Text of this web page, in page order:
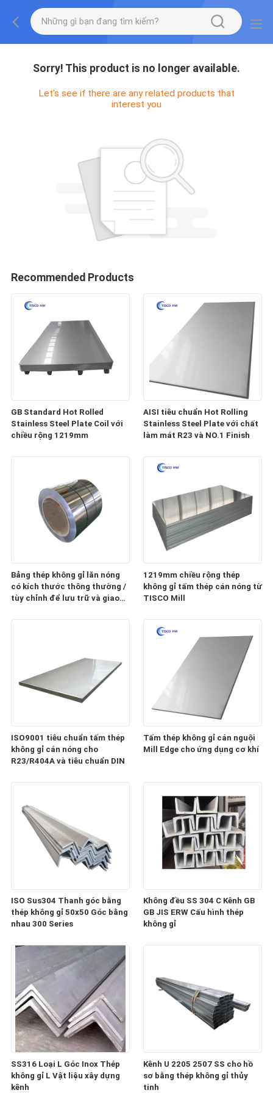
Sorry! This product is no longer available.
Let's see if there are any related products that
interest you
Recommended Products
GB Standard Hot Rolled
Stainless Steel Plate Coil với
chiều rộng 1219mm
AISI tiêu chuẩn Hot Rolling
Stainless Steel Plate với chất
làm mát R23 và NO.1 Finish
Bảng thép không gỉ lăn nóng
có kích thước thông thường /
tùy chỉnh để lưu trữ và giao
1219mm chiều rộng thép
không gỉ tấm thép cán nóng từ
TISCO Mill
ISO9001 tiêu chuẩn tấm thép
không gỉ cán nóng cho
R23/R404A và tiêu chuẩn DIN
Tấm thép không gỉ cán nguội
Mill Edge cho ứng dụng cơ khí
ISO Sus304 Thanh góc bằng
thép không gỉ 50x50 Góc bằng
nhau 300 Series
Không đều SS 304 C Kênh GB
GB JIS ERW Cấu hình thép
không gỉ
SS316 Loại L Góc Inox Thép
không gỉ L Vật liệu xây dựng
kênh
Kênh U 2205 2507 SS cho hồ
sơ bằng thép không gỉ thủy
tinh